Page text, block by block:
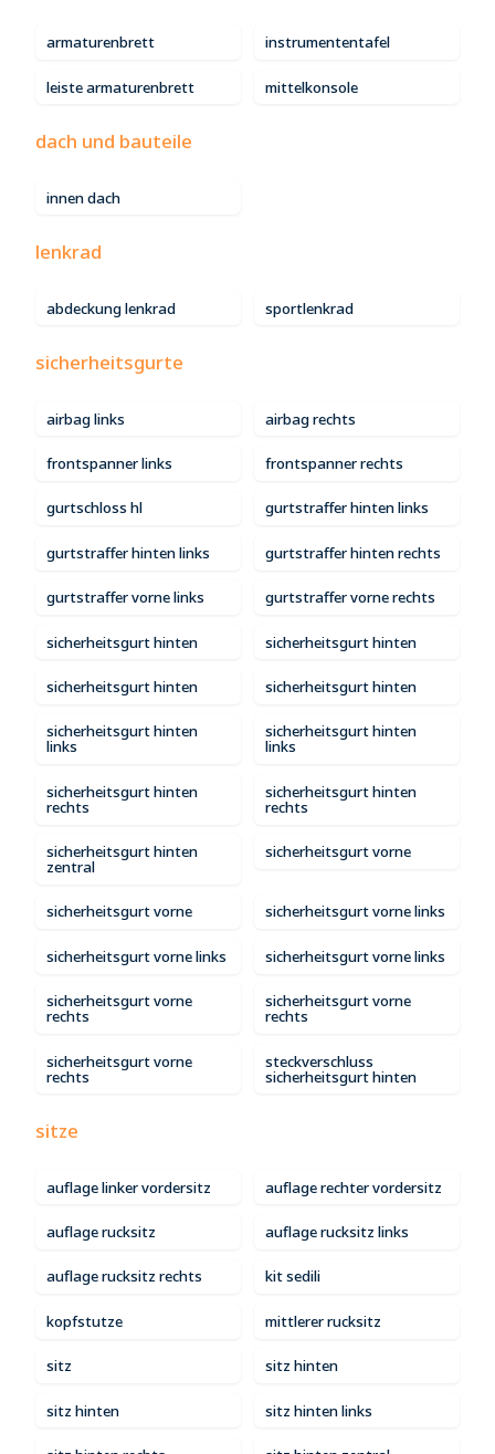
armaturenbrett instrumententafel
leiste armaturenbrett mittelkonsole
dach und bauteile
innen dach
lenkrad
abdeckung lenkrad sportlenkrad
sicherheitsgurte
airbag links airbag rechts
frontspanner links frontspanner rechts
gurtschloss hl gurtstraffer hinten links
gurtstraffer hinten links gurtstraffer hinten rechts
gurtstraffer vorne links gurtstraffer vorne rechts
sicherheitsgurt hinten sicherheitsgurt hinten
sicherheitsgurt hinten sicherheitsgurt hinten
sicherheitsgurt hinten
links
sicherheitsgurt hinten
links
sicherheitsgurt hinten
rechts
sicherheitsgurt hinten
rechts
sicherheitsgurt hinten
zentral
sicherheitsgurt vorne
sicherheitsgurt vorne sicherheitsgurt vorne links
sicherheitsgurt vorne links sicherheitsgurt vorne links
sicherheitsgurt vorne
rechts
sicherheitsgurt vorne
rechts
sicherheitsgurt vorne
rechts
steckverschluss
sicherheitsgurt hinten
sitze
auflage linker vordersitz auflage rechter vordersitz
auflage rucksitz auflage rucksitz links
auflage rucksitz rechts kit sedili
kopfstutze mittlerer rucksitz
sitz sitz hinten
sitz hinten sitz hinten links